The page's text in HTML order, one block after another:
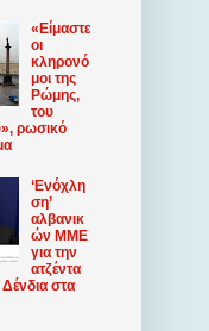
«Είμαστε
οι
κληρονό
μοι της
Ρώμης,
του
ρωσικό
‘Ενόχλη
ση’
αλβανικ
ών ΜΜΕ
για την
ατζέντα
στα